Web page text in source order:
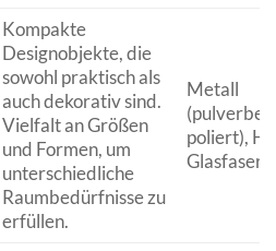
Kompakte
Designobjekte, die
sowohl praktisch als
auch dekorativ sind.
Vielfalt an Größen
und Formen, um
unterschiedliche
Raumbedürfnisse zu
erfüllen.
Metall
poliert),
Glasfaser,